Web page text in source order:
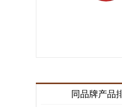
同品牌产品